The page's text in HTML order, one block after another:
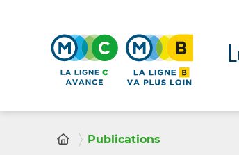
Publications